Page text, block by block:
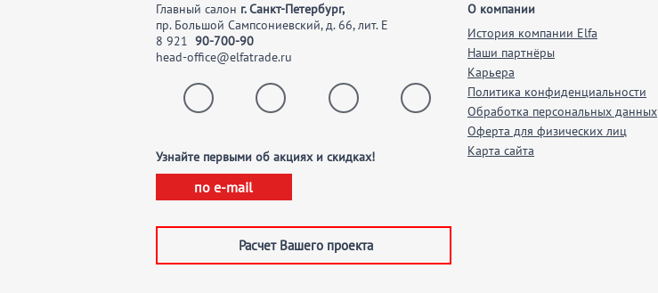
Главный салон г. Санкт-Петербург,
пр. Большой Сампсониевский, д. 66, лит. Е
8 921 90-700-90
head-office@elfatrade.ru
Узнайте первыми об акциях и скидках!
по e-mail
Расчет Вашего проекта
О компании
История компании Elfa
Наши партнёры
Карьера
Политика конфиденциальности
Обработка персональных данных
Оферта для физических лиц
Карта сайта